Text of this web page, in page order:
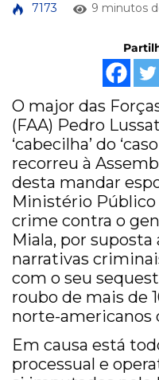
7173
9 minutos
O major das
(FAA) Pedro
‘cabecilha’ do
recorreu à
desta mandar
Ministério Público
crime contra o
Miala, por suposta
narrativas
com o seu
roubo de mais de
norte-americanos
Em causa está
processual e